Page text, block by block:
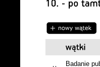
Napisz wątek
Badanie